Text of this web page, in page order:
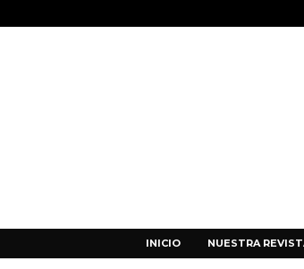
INICIO NUESTRA